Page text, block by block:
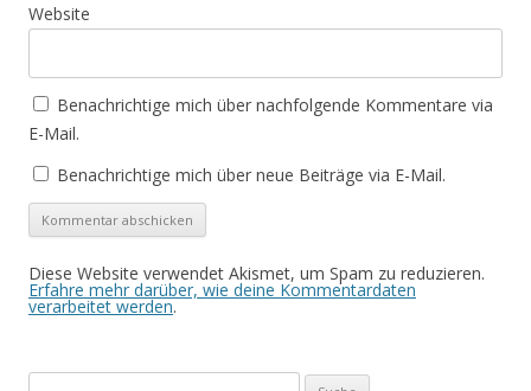
Website
Benachrichtige mich über nachfolgende Kommentare via
E-Mail.
Benachrichtige mich über neue Beiträge via E-Mail.
Diese Website verwendet Akismet, um Spam zu reduzieren.
Erfahre mehr darüber, wie deine Kommentardaten
verarbeitet werden.